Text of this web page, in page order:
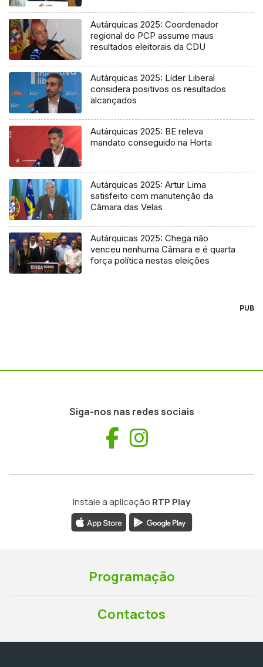
Autárquicas 2025: Coordenador
regional do PCP assume maus
resultados eleitorais da CDU
Autárquicas 2025: Líder Liberal
considera positivos os resultados
alcançados
Autárquicas 2025: BE releva
mandato conseguido na Horta
Autárquicas 2025: Artur Lima
satisfeito com manutenção da
Câmara das Velas
Autárquicas 2025: Chega não
venceu nenhuma Câmara e é quarta
força política nestas eleições
PUB
Siga-nos nas redes sociais
Facebook
Instale a aplicação RTP Play
Programação
Contactos